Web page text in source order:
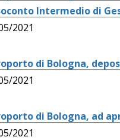
Intermedio di
2021
di Bologna,
2021
di Bologna, ad
2021